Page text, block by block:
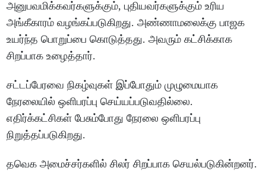
அனுபவமிக்கவர்களுக்கும், புதியவர்களுக்கும் உரிய
அங்கீகாரம் வழங்கப்படுகிறது. அண்ணாமலைக்கு பாஜக
உயர்ந்த பொறுப்பை கொடுத்தது. அவரும் கட்சிக்காக
சிறப்பாக உழைத்தார்.
சட்டப்பேரவை நிகழ்வுகள் இப்போதும் முழுமையாக
நேரலையில் ஒளிபரப்பு செய்யப்படுவதில்லை.
எதிர்க்கட்சிகள் பேசும்போது நேரலை ஒளிபரப்பு
நிறுத்தப்படுகிறது.
தவெக அமைச்சர்களில் சிலர் சிறப்பாக செயல்படுகின்றனர்.